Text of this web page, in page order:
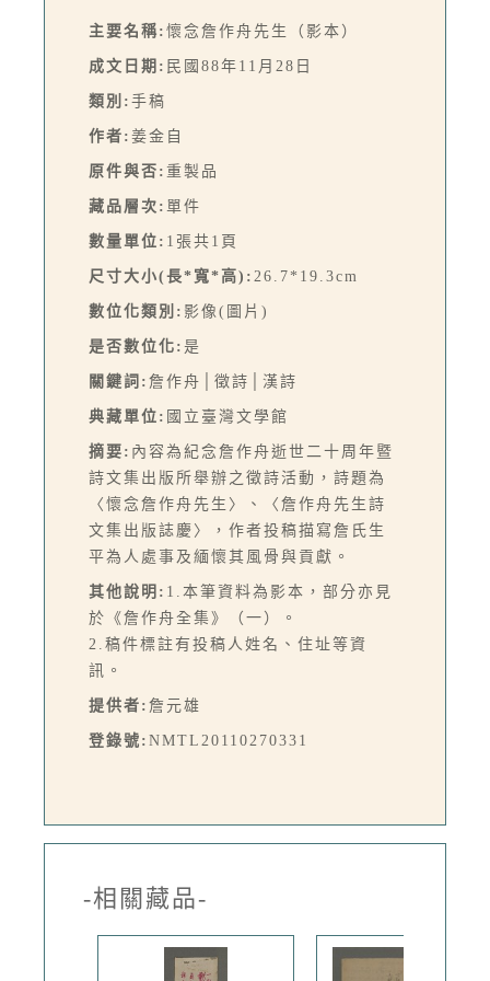
主要名稱: 懷念詹作舟先生（影本）
成文日期: 民國88年11月28日
類別: 手稿
作者: 姜金自
原件與否: 重製品
藏品層次: 單件
數量單位: 1張共1頁
尺寸大小(長*寬*高): 26.7*19.3cm
數位化類別: 影像(圖片)
是否數位化: 是
關鍵詞: 詹作舟│徵詩│漢詩
典藏單位: 國立臺灣文學館
摘要: 內容為紀念詹作舟逝世二十周年暨
詩文集出版所舉辦之徵詩活動，詩題為
〈懷念詹作舟先生〉、〈詹作舟先生詩
文集出版誌慶〉，作者投稿描寫詹氏生
平為人處事及緬懷其風骨與貢獻。
其他說明: 1.本筆資料為影本，部分亦見
於《詹作舟全集》（一）。
2.稿件標註有投稿人姓名、住址等資
訊。
提供者: 詹元雄
登錄號: NMTL20110270331
-相關藏品-